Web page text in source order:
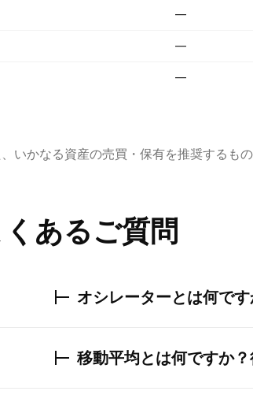
—
—
—
かなる資産の売買・保有を推奨するもの
くあるご質問
オシレーターとは何で
移動平均とは何ですか